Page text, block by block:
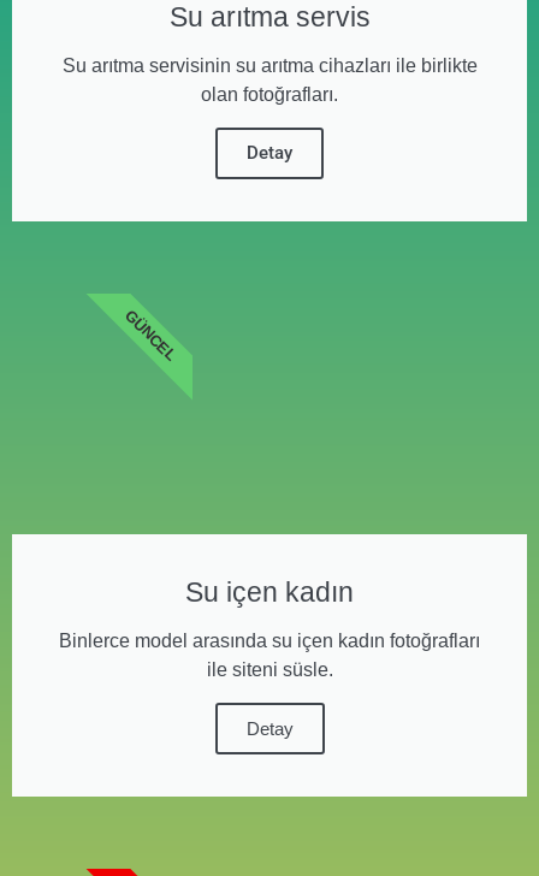
Su arıtma servis
Su arıtma servisinin su arıtma cihazları ile birlikte
olan fotoğrafları.
Detay
Su içen kadın
Binlerce model arasında su içen kadın fotoğrafları
ile siteni süsle.
Detay
GÜNCEL